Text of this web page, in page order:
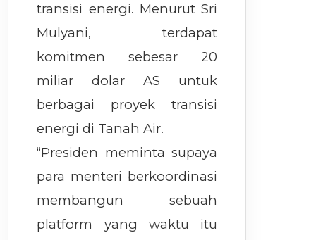
transisi energi. Menurut Sri
Mulyani, terdapat
komitmen sebesar 20
miliar dolar AS untuk
berbagai proyek transisi
energi di Tanah Air.
“Presiden meminta supaya
para menteri berkoordinasi
membangun sebuah
platform yang waktu itu